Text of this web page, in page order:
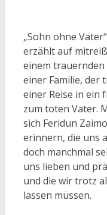
„Sohn ohne
erzählt auf
einem trauernden
einer Familie, der
einer Reise in ein
zum toten Vater.
sich Feridun
erinnern, die uns
doch manchmal
uns lieben und
und die wir trotz
lassen müssen.